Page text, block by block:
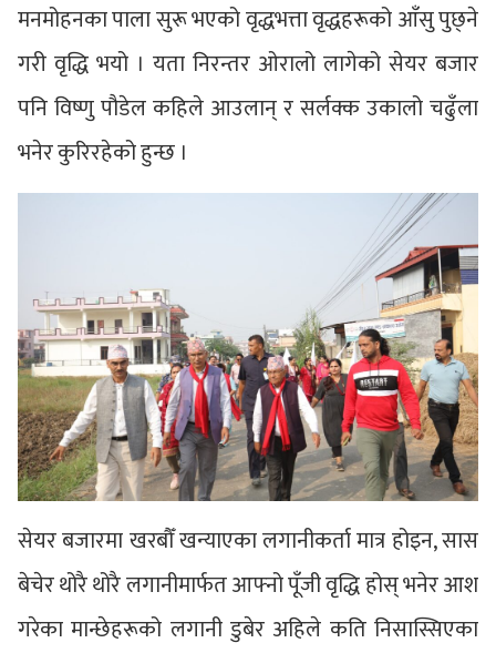
मनमोहनका पाला सुरू भएको वृद्धभत्ता वृद्धहरूको आँसु पुछ्ने
गरी वृद्धि भयो । यता निरन्तर ओरालो लागेको सेयर बजार
पनि विष्णु पौडेल कहिले आउलान् र सर्लक्क उकालो चढुँला
भनेर कुरिरहेको हुन्छ ।
सेयर बजारमा खरबौँ खन्याएका लगानीकर्ता मात्र होइन, सास
बेचेर थोरै थोरै लगानीमार्फत आफ्नो पूँजी वृद्धि होस् भनेर आश
गरेका मान्छेहरूको लगानी डुबेर अहिले कति निसास्सिएका